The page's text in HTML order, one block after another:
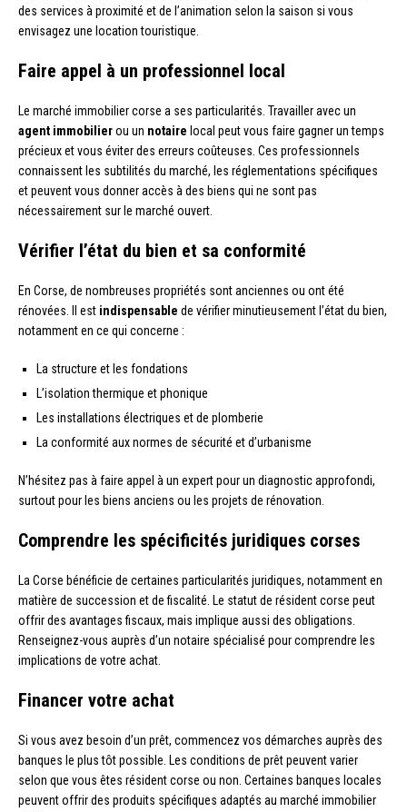
des services à proximité et de l’animation selon la saison si vous
envisagez une location touristique.
Faire appel à un professionnel local
Le marché immobilier corse a ses particularités. Travailler avec un
agent immobilierou un notaire local peut vous faire gagner un temps
précieux et vous éviter des erreurs coûteuses. Ces professionnels
connaissent les subtilités du marché, les réglementations spécifiques
et peuvent vous donner accès à des biens qui ne sont pas
nécessairement sur le marché ouvert.
Vérifier l’état du bien et sa conformité
En Corse, de nombreuses propriétés sont anciennes ou ont été
rénovées. Il est indispensable de vérifier minutieusement l’état du bien,
notamment en ce qui concerne :
La structure et les fondations
L’isolation thermique et phonique
Les installations électriques et de plomberie
La conformité aux normes de sécurité et d’urbanisme
N’hésitez pas à faire appel à un expert pour un diagnostic approfondi,
surtout pour les biens anciens ou les projets de rénovation.
Comprendre les spécificités juridiques corses
La Corse bénéficie de certaines particularités juridiques, notamment en
matière de succession et de fiscalité. Le statut de résident corse peut
offrir des avantages fiscaux, mais implique aussi des obligations.
Renseignez-vous auprès d’un notaire spécialisé pour comprendre les
implications de votre achat.
Financer votre achat
Si vous avez besoin d’un prêt, commencez vos démarches auprès des
banques le plus tôt possible. Les conditions de prêt peuvent varier
selon que vous êtes résident corse ou non. Certaines banques locales
peuvent offrir des produits spécifiques adaptés au marché immobilier